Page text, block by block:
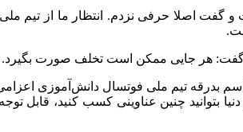
اصلا حرفی نزدم. انتظار ما از تیم
هر جایی ممکن است تخلف صورت بگیرد.
فدراسیون فوتبال امروز (شنبه ۱۷ آبان) در مراسم بدرقه
که در دنیا بتوانید چنین عناوینی کسب